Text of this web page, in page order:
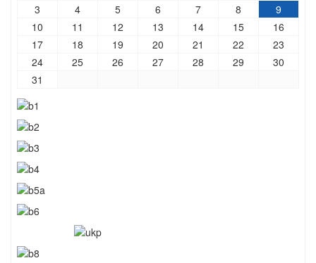
3
4 5 6 7 8
9
10
11 12 13 14 15
16
17
18 19 20 21 22
23
24
25 26 27 28 29
30
31